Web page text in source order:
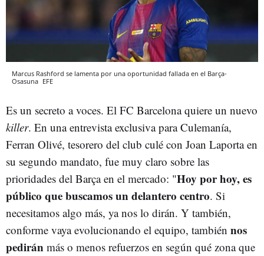
Marcus Rashford se lamenta por una oportunidad fallada en el Barça-
Osasuna EFE
Es un secreto a voces. El FC Barcelona quiere un nuevo
killer. En una entrevista exclusiva para Culemanía,
Ferran Olivé, tesorero del club culé con Joan Laporta en
su segundo mandato, fue muy claro sobre las
prioridades del Barça en el mercado: "Hoy por hoy, es
público que buscamos un delantero centro. Si
necesitamos algo más, ya nos lo dirán. Y también,
conforme vaya evolucionando el equipo, también nos
pedirán más o menos refuerzos en según qué zona que